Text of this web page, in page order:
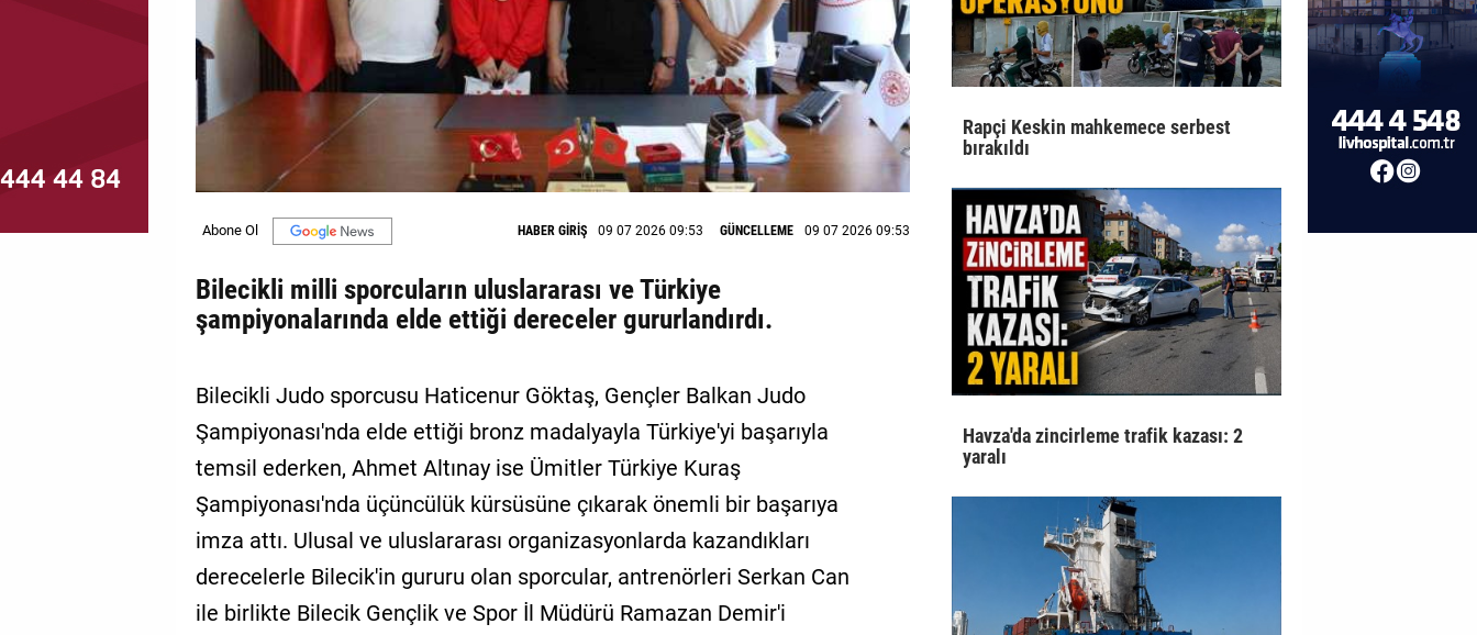
Künye
İletişim
HABER GİRİŞ 09 07 2026 09:53 GÜNCELLEME 09 07 2026 09:53
Bilecikli milli sporcuların uluslararası ve Türkiye
şampiyonalarında elde ettiği dereceler gururlandırdı.
Bilecikli Judo sporcusu Haticenur Göktaş, Gençler Balkan Judo
Şampiyonası'nda elde ettiği bronz madalyayla Türkiye'yi başarıyla
temsil ederken, Ahmet Altınay ise Ümitler Türkiye Kuraş
Şampiyonası'nda üçüncülük kürsüsüne çıkarak önemli bir başarıya
imza attı. Ulusal ve uluslararası organizasyonlarda kazandıkları
derecelerle Bilecik'in gururu olan sporcular, antrenörleri Serkan Can
ile birlikte Bilecik Gençlik ve Spor İl Müdürü Ramazan Demir'i
Rapçi Keskin mahkemece serbest
bırakıldı
Havza'da zincirleme trafik kazası: 2
yaralı